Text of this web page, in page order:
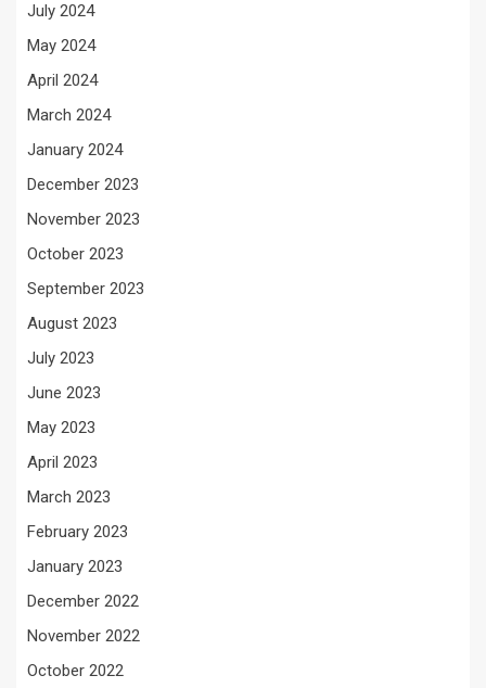
July 2024
May 2024
April 2024
March 2024
January 2024
December 2023
November 2023
October 2023
September 2023
August 2023
July 2023
June 2023
May 2023
April 2023
March 2023
February 2023
January 2023
December 2022
November 2022
October 2022